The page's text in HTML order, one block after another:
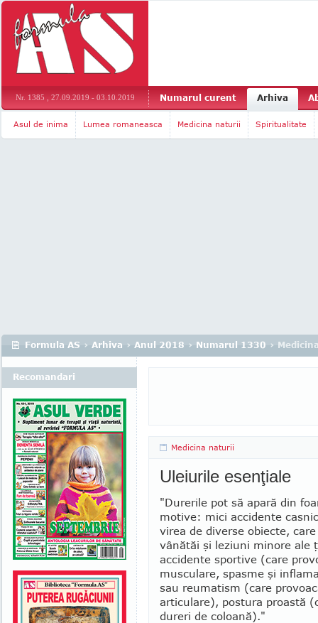
Nr. 1385 , 27.09.2019 - 03.10.2019 Numarul curent Arhiva
Asul de inima Lumea romaneasca Medicina naturii Spiritualitate
Formula AS › Arhiva › Anul 2018 › Numarul 1330 ›
Medicina naturii
Uleiurile esenţiale
"Durerile pot să apară din
motive: mici accidente
virea de diverse obiecte,
vânătăi şi leziuni minore ale
accidente sportive (care
muscu­lare, spasme şi
sau reumatism (care
articulare), postura proastă
dureri de coloană)."
Recomandari